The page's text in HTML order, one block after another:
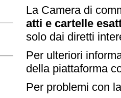
La Camera di
atti e cartelle
solo dai diretti
Per ulteriori
della piattaforma
Per problemi con